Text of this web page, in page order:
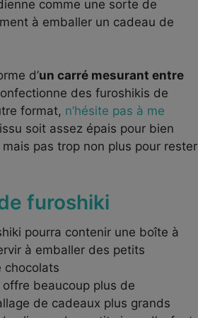
comme une sorte de
à emballer un cadeau de
d’un carré mesurant entre
des furoshikis de
format, n’hésite pas à me
soit assez épais pour bien
pas trop non plus pour rester
furoshiki
pourra contenir une boîte à
à emballer des petits
chocolats
beaucoup plus de
de cadeaux plus grands